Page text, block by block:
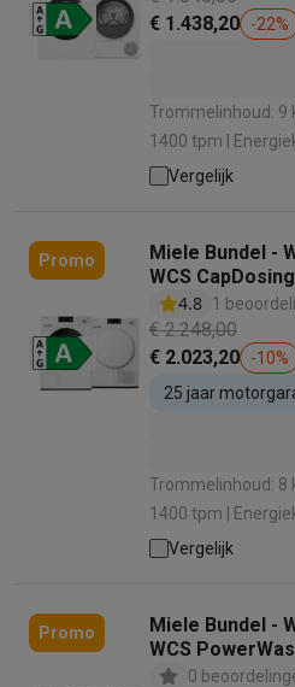
€ 1.438,20
-22%
Trommelinhoud: 9
1400 tpm | Energieklasse: A |
het zwieren: 71 dB
Vergelijk
Promo
Miele Bundel -
WCS
WP EcoSpeed
4.8 1
€ 2.248,00
€ 2.023,20
-10%
25 jaar
Trommelinhoud: 8
1400 tpm | Energieklasse: A |
het zwieren: 72 dB
Vergelijk
Promo
Miele Bundel -
WCS
WP Wash2Dry
0